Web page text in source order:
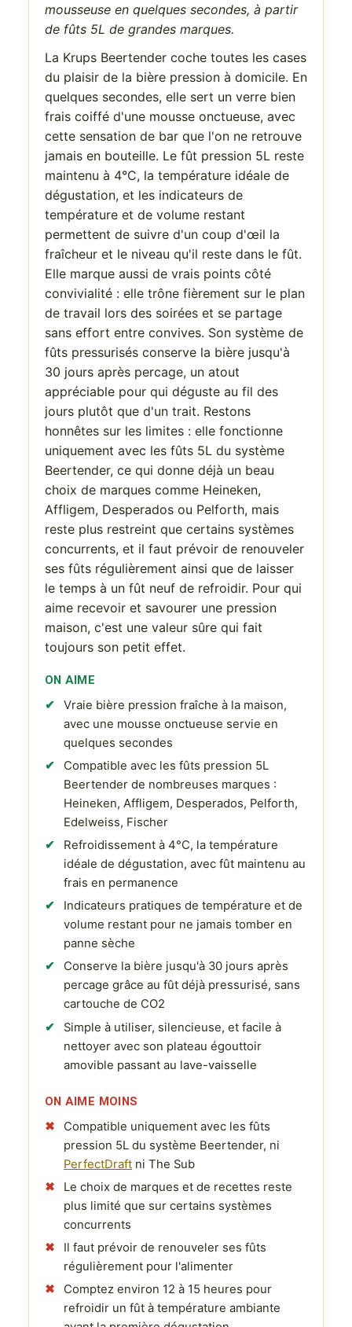
mousseuse en quelques secondes, à partir
de fûts 5L de grandes marques.
La Krups Beertender coche toutes les cases
du plaisir de la bière pression à domicile. En
quelques secondes, elle sert un verre bien
frais coiffé d'une mousse onctueuse, avec
cette sensation de bar que l'on ne retrouve
jamais en bouteille. Le fût pression 5L reste
maintenu à 4°C, la température idéale de
dégustation, et les indicateurs de
température et de volume restant
permettent de suivre d'un coup d'œil la
fraîcheur et le niveau qu'il reste dans le fût.
Elle marque aussi de vrais points côté
convivialité : elle trône fièrement sur le plan
de travail lors des soirées et se partage
sans effort entre convives. Son système de
fûts pressurisés conserve la bière jusqu'à
30 jours après percage, un atout
appréciable pour qui déguste au fil des
jours plutôt que d'un trait. Restons
honnêtes sur les limites : elle fonctionne
uniquement avec les fûts 5L du système
Beertender, ce qui donne déjà un beau
choix de marques comme Heineken,
Affligem, Desperados ou Pelforth, mais
reste plus restreint que certains systèmes
concurrents, et il faut prévoir de renouveler
ses fûts régulièrement ainsi que de laisser
le temps à un fût neuf de refroidir. Pour qui
aime recevoir et savourer une pression
maison, c'est une valeur sûre qui fait
toujours son petit effet.
ON AIME
Vraie bière pression fraîche à la maison,
avec une mousse onctueuse servie en
quelques secondes
Compatible avec les fûts pression 5L
Beertender de nombreuses marques :
Heineken, Affligem, Desperados, Pelforth,
Edelweiss, Fischer
Refroidissement à 4°C, la température
idéale de dégustation, avec fût maintenu au
frais en permanence
Indicateurs pratiques de température et de
volume restant pour ne jamais tomber en
panne sèche
Conserve la bière jusqu'à 30 jours après
percage grâce au fût déjà pressurisé, sans
cartouche de CO2
Simple à utiliser, silencieuse, et facile à
nettoyer avec son plateau égouttoir
amovible passant au lave-vaisselle
ON AIME MOINS
Compatible uniquement avec les fûts
pression 5L du système Beertender, ni
PerfectDraft ni The Sub
Le choix de marques et de recettes reste
plus limité que sur certains systèmes
concurrents
Il faut prévoir de renouveler ses fûts
régulièrement pour l'alimenter
Comptez environ 12 à 15 heures pour
refroidir un fût à température ambiante